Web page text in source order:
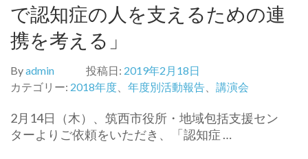
で認知症の人を支えるための連
携を考える」
Byadmin 投稿日: 2019年2月18日
カテゴリー: 2018年度 年度別活動報告 講演会
2月14日（木）、筑西市役所・地域包括支援セン
ターよりご依頼をいただき、「認知症 …